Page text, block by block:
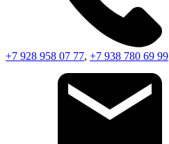
+7 928 958 07 77, +7 938 780 69 99